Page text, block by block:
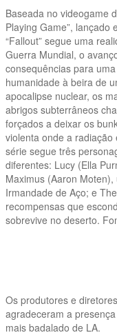
Baseada no videogame
Playing Game”, lançado
“Fallout” segue uma
Guerra Mundial, o
consequências para
humanidade à beira de
apocalipse nuclear, os
abrigos subterrâneos
forçados a deixar os
violenta onde a
série segue três
diferentes: Lucy (Ella
Maximus (Aaron
Irmandade de Aço; e
recompensas que
sobrevive no deserto.
Os produtores e
agradeceram a
mais badalado de LA.